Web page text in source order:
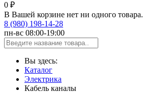
0 ₽
В Вашей корзине нет ни одного товара.
8 (980) 198-14-28
пн-вс 08:00-19:00
Вы здесь:
Каталог
Электрика
Кабель каналы